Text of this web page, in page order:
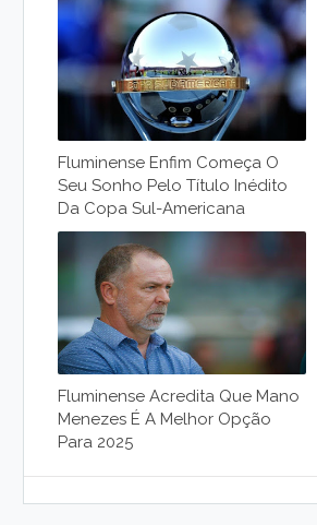
Fluminense Enfim Começa O
Seu Sonho Pelo Título Inédito
Da Copa Sul-Americana
Fluminense Acredita Que Mano
Menezes É A Melhor Opção
Para 2025